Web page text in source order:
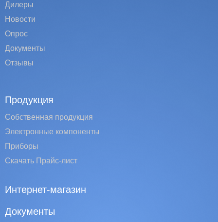
Дилеры
Новости
Опрос
Документы
Отзывы
Продукция
Собственная продукция
Электронные компоненты
Приборы
Скачать Прайс-лист
Интернет-магазин
Документы